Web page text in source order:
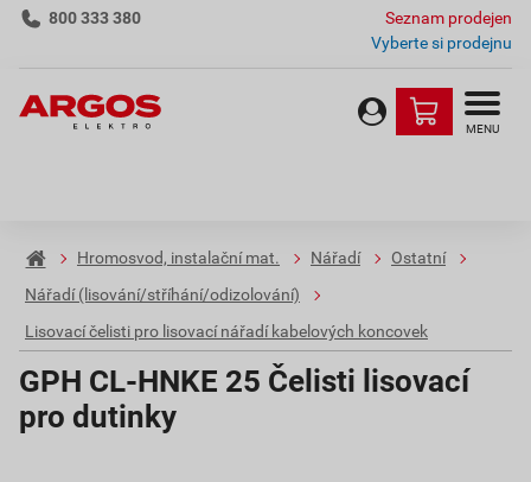
800 333 380
Seznam prodejen
Vyberte si prodejnu
MENU
Hromosvod, instalační mat. Nářadí
Ostatní
Nářadí (lisování/stříhání/odizolování)
Lisovací čelisti pro lisovací nářadí kabelových koncovek
GPH CL-HNKE 25 Čelisti lisovací
pro dutinky